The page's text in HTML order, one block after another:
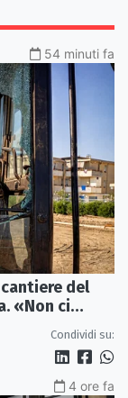
54 minuti fa
del
«Non ci
Condividi su:
4 ore fa